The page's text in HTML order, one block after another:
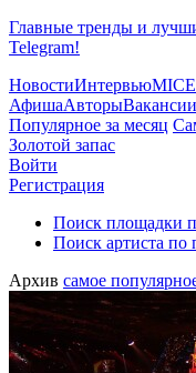
Главные тренды и
Telegram!
НовостиИнтервьюMICE
АфишаАвторыВакансии
Популярное за месяц
Золотой запас
Войти
Регистрация
Поиск площадки
Поиск артиста по
Архив самое